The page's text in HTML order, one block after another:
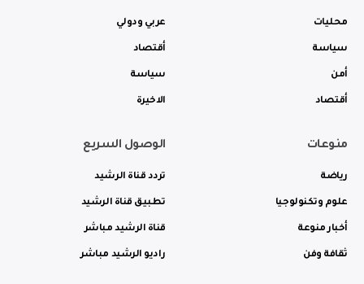
محليات
سياسة
أمن
أقتصاد
عربي ودولي
أقتصاد
سياسة
الاخيرة
منوعات
رياضة
علوم وتكنولوجيا
أخبار منوعة
ثقافة وفن
الوصول السريع
تردد قناة الرشيد
تطبيق قناة الرشيد
قناة الرشيد مباشر
راديو الرشيد مباشر